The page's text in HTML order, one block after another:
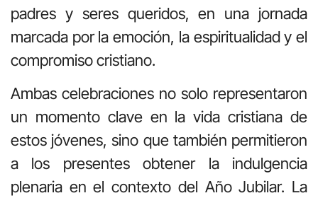
padres y seres queridos, en una jornada
marcada por la emoción, la espiritualidad y el
compromiso cristiano.
Ambas celebraciones no solo representaron
un momento clave en la vida cristiana de
estos jóvenes, sino que también permitieron
a los presentes obtener la indulgencia
plenaria en el contexto del Año Jubilar. La